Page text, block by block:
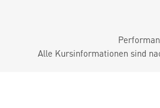
Alle Kursinformationen sind